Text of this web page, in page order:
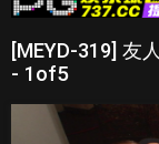
[MEYD-319] 友
- 1of5